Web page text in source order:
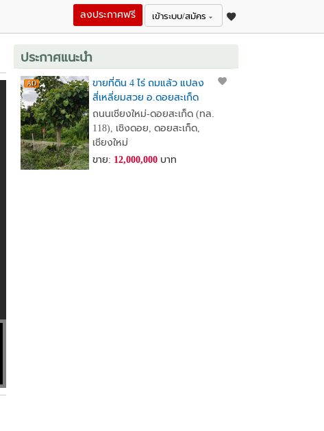
เข้าระบบ/สมัคร
ลงประกาศฟรี
ประกาศแนะนำ
ขายที่ดิน 4 ไร่ ถมแล้ว แปลง
สี่เหลี่ยมสวย อ.ดอยสะเก็ด
จ.เชียงใหม่ ใกล้วัดพระธาตุ
ดอยสะเก็ด ใกล้เขื่อนแม่กวง
ถนนเชียงใหม่-ดอยสะเก็ด (ทล.
118), เชิงดอย, ดอยสะเก็ด,
เชียงใหม่
ขาย: 12,000,000บาท